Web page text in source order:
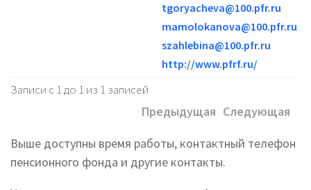
tgoryacheva@100.pfr.ru
mamolokanova@100.pfr.ru
szahlebina@100.pfr.ru
http://www.pfrf.ru/
Записи с 1 до 1 из 1 записей
Предыдущая Следующая
Выше доступны время работы, контактный телефон
пенсионного фонда и другие контакты.